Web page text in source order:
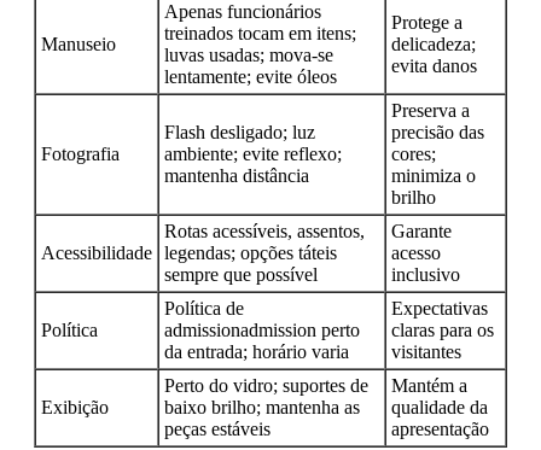
Manuseio
Apenas funcionários
treinados tocam em itens;
luvas usadas; mova-se
lentamente; evite óleos
Protege a
delicadeza;
evita danos
Fotografia
Flash desligado; luz
ambiente; evite reflexo;
mantenha distância
Preserva a
precisão das
cores;
minimiza o
brilho
Acessibilidade
Rotas acessíveis, assentos,
legendas; opções táteis
sempre que possível
Garante
acesso
inclusivo
Política
Política de
admissionadmission perto
da entrada; horário varia
Expectativas
claras para os
visitantes
Exibição
Perto do vidro; suportes de
baixo brilho; mantenha as
peças estáveis
Mantém a
qualidade da
apresentação